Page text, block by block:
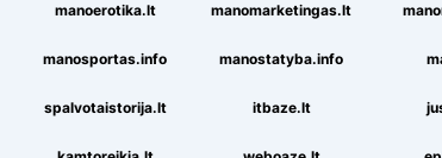
manoerotika.lt manomarketingas.lt
manosportas.info manostatyba.info
spalvotaistorija.lt itbaze.lt